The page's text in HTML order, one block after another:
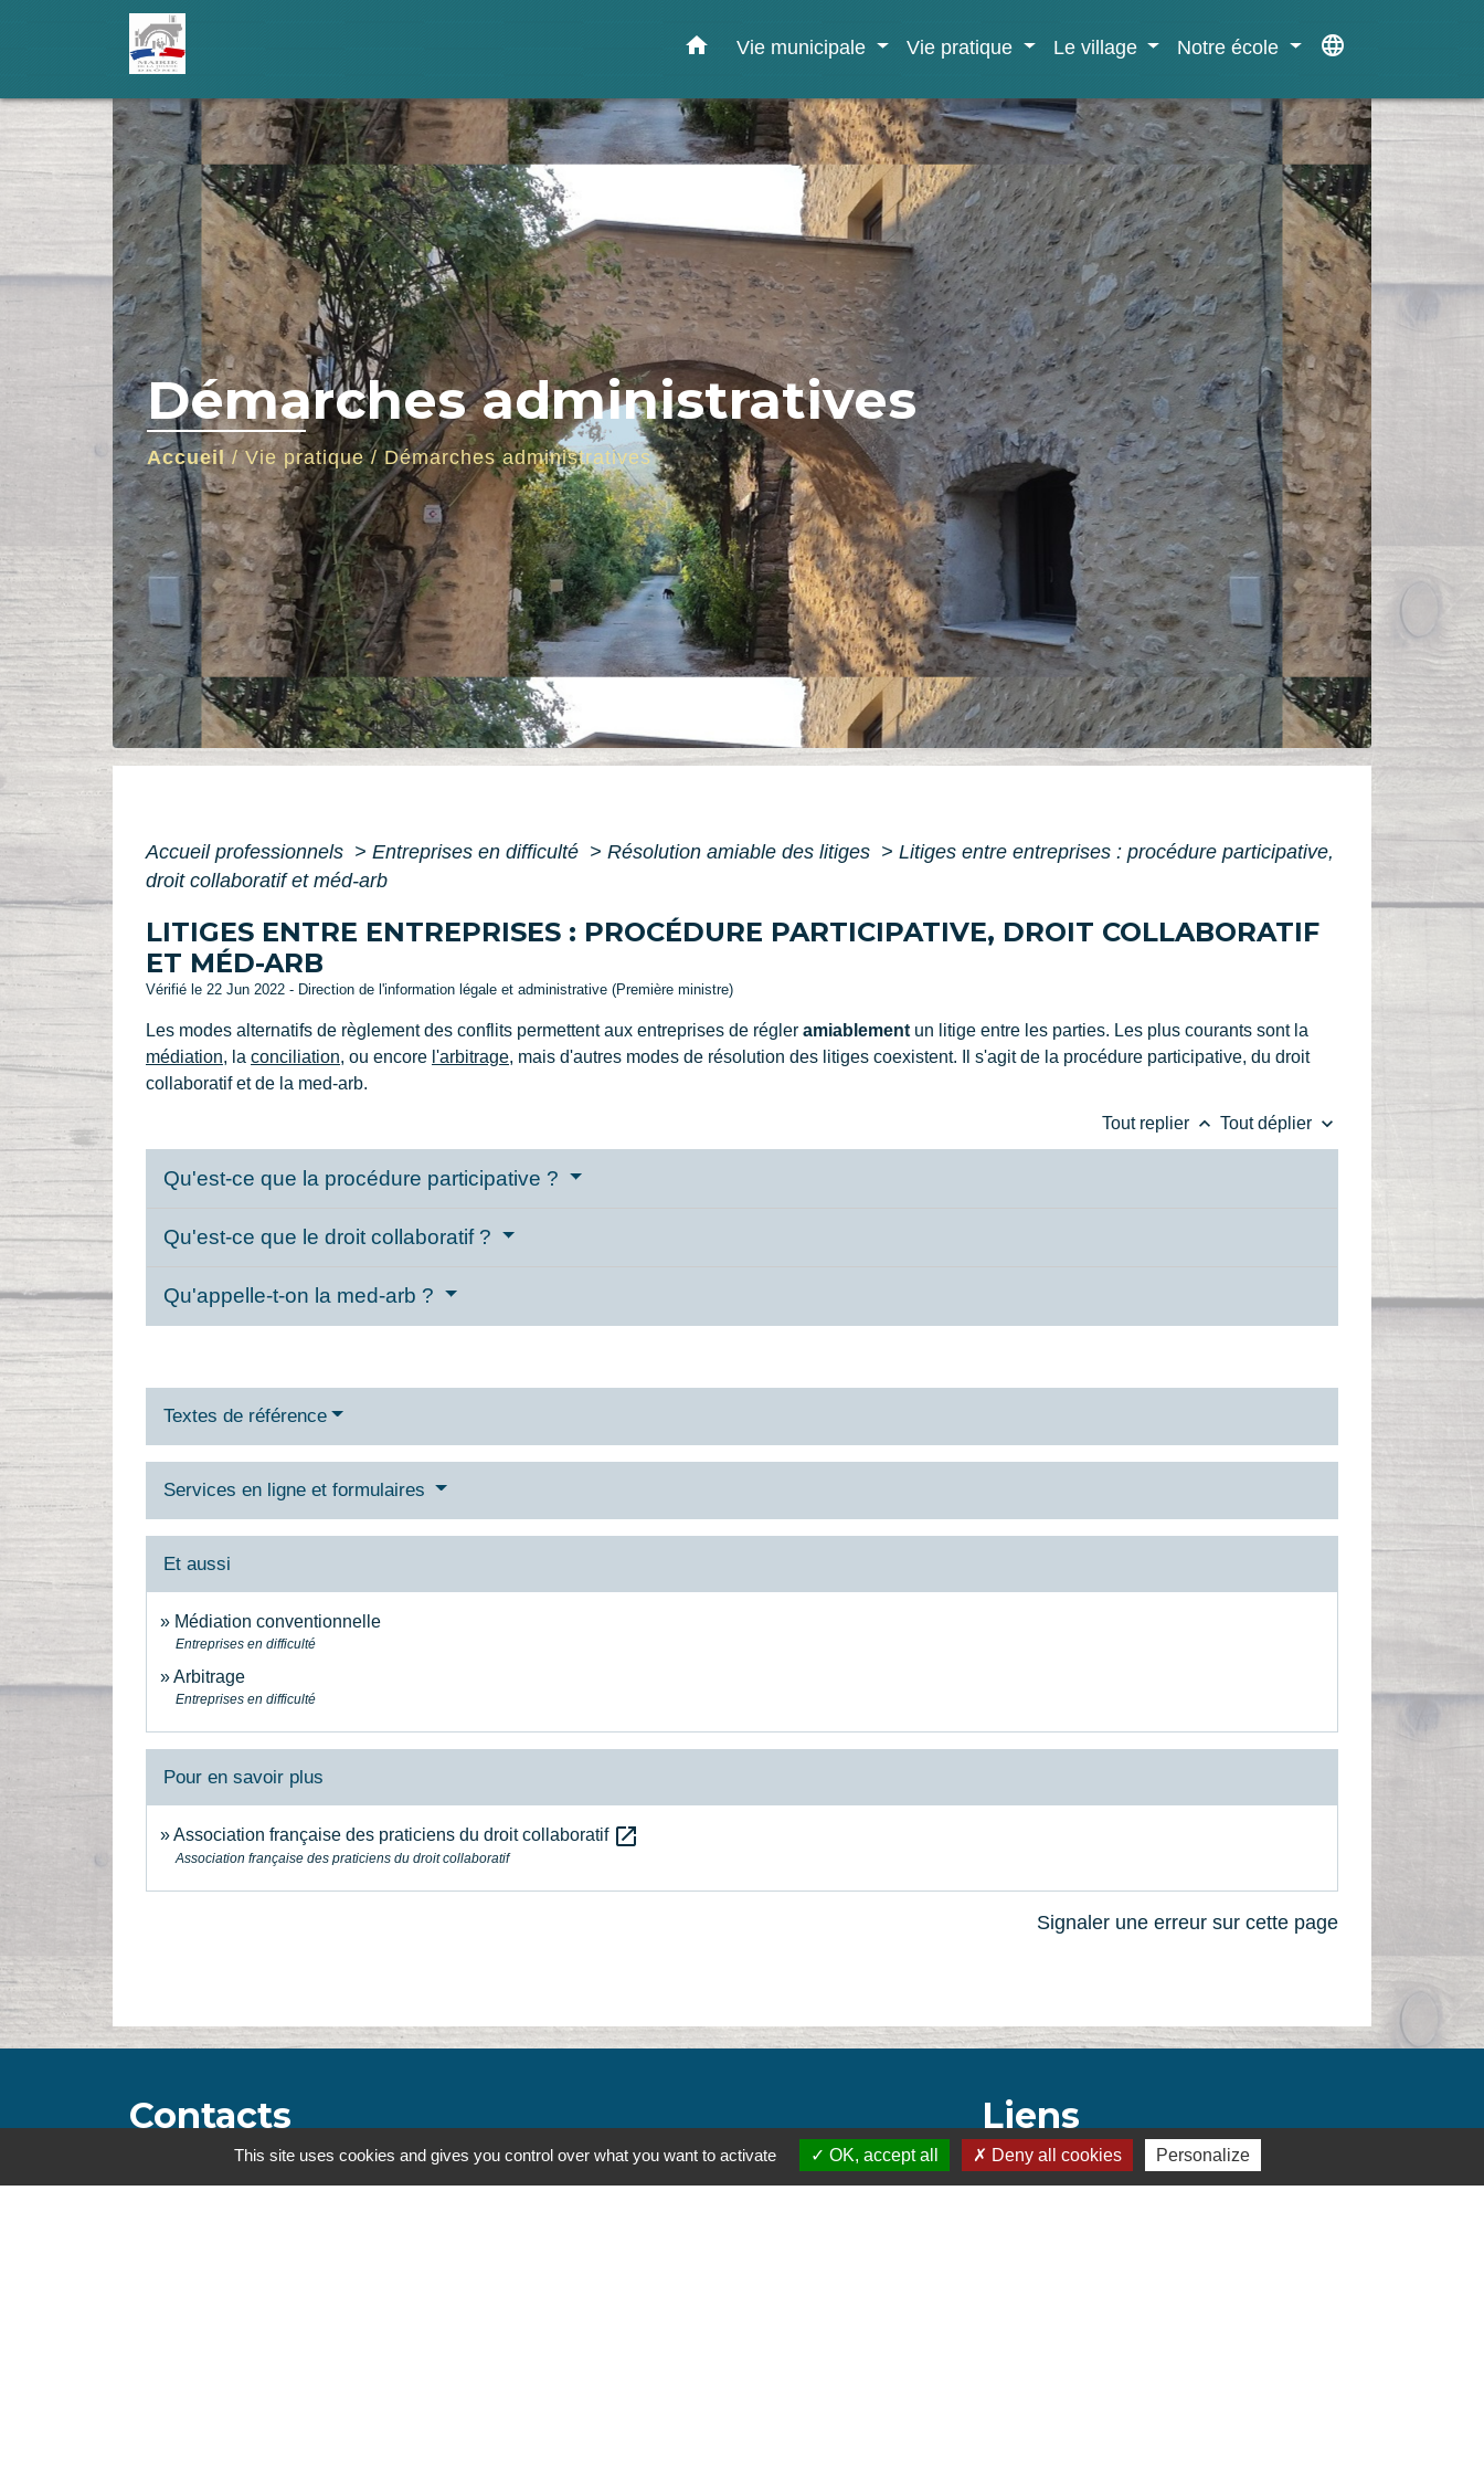
home Vie municipale Vie pratique Le village Notre école language
Démarches administratives
Accueil /Vie pratique/Démarches administratives
Accueil professionnels > Entreprises en difficulté > Résolution amiable des litiges > Litiges entre entreprises : procédure participative,
droit collaboratif et méd-arb
LITIGES ENTRE ENTREPRISES : PROCÉDURE PARTICIPATIVE, DROIT COLLABORATIF
ET MÉD-ARB
Vérifié le 22 Jun 2022 - Direction de l'information légale et administrative (Première ministre)
Les modes alternatifs de règlement des conflits permettent aux entreprises de régler amiablement un litige entre les parties. Les plus courants sont la
médiation, la conciliation, ou encore l'arbitrage, mais d'autres modes de résolution des litiges coexistent. Il s'agit de la procédure participative, du droit
collaboratif et de la med-arb.
Tout replier keyboard_arrow_up Tout déplier keyboard_arrow_down
Qu'est-ce que la procédure participative ?
Qu'est-ce que le droit collaboratif ?
Qu'appelle-t-on la med-arb ?
Textes de référence
Services en ligne et formulaires
Et aussi
Médiation conventionnelle
Entreprises en difficulté
Arbitrage
Entreprises en difficulté
Pour en savoir plus
Association française des praticiens du droit collaboratif open_in_new
Association française des praticiens du droit collaboratif
Signaler une erreur sur cette page
Contacts
Commune de la Touche
Liens
This site uses cookies and gives you control over what you want to activate OK, accept all Deny all cookies Personalize